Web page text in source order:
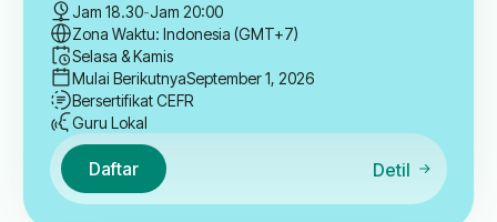
Jam 18.30-Jam 20:00
Zona Waktu: Indonesia (GMT+7)
Selasa & Kamis
Mulai BerikutnyaSeptember 1, 2026
Bersertifikat CEFR
Guru Lokal
Daftar Detil